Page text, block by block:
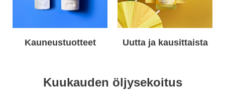
Kauneustuotteet Uutta ja kausittaista
Kuukauden öljysekoitus